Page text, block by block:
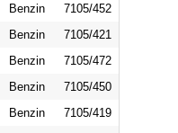
Benzin
7105/452
Benzin
7105/421
Benzin
7105/472
Benzin
7105/450
Benzin
7105/419